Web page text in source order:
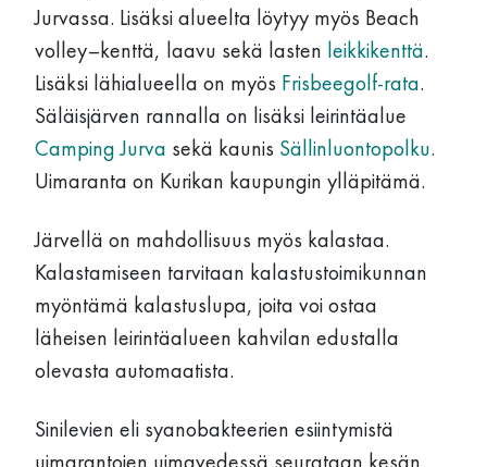
Jurvassa. Lisäksi alueelta löytyy myös Beach
volley–kenttä, laavu sekä lasten leikkikenttä.
Lisäksi lähialueella on myös Frisbeegolf-rata.
Säläisjärven rannalla on lisäksi leirintäalue
Camping Jurva sekä kaunis Sällinluontopolku.
Uimaranta on Kurikan kaupungin ylläpitämä.
Järvellä on mahdollisuus myös kalastaa.
Kalastamiseen tarvitaan kalastustoimikunnan
myöntämä kalastuslupa, joita voi ostaa
läheisen leirintäalueen kahvilan edustalla
olevasta automaatista.
Sinilevien eli syanobakteerien esiintymistä
uimarantojen uimavedessä seurataan kesän